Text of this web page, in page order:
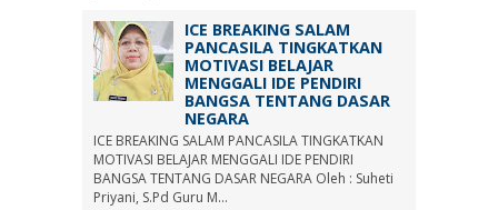
ICE BREAKING SALAM
PANCASILA TINGKATKAN
MOTIVASI BELAJAR
MENGGALI IDE PENDIRI
BANGSA TENTANG DASAR
NEGARA
ICE BREAKING SALAM PANCASILA TINGKATKAN
MOTIVASI BELAJAR MENGGALI IDE PENDIRI
BANGSA TENTANG DASAR NEGARA Oleh : Suheti
Priyani, S.Pd Guru M...